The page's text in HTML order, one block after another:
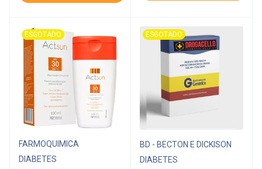
ESGOTADO
FARMOQUIMICA
DIABETES
ESGOTADO
BD - BECTON E DICKISON
DIABETES